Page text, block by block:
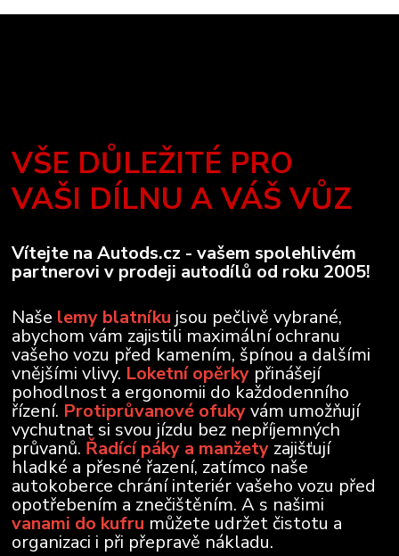
VŠE DŮLEŽITÉ PRO
VAŠI DÍLNU A VÁŠ VŮZ
Vítejte na Autods.cz - vašem spolehlivém
partnerovi v prodeji autodílů od roku 2005!
Naše lemy blatníku jsou pečlivě vybrané,
abychom vám zajistili maximální ochranu
vašeho vozu před kamením, špínou a dalšími
vnějšími vlivy. Loketní opěrky přinášejí
pohodlnost a ergonomii do každodenního
řízení. Protiprůvanové ofukyvám umožňují
vychutnat si svou jízdu bez nepříjemných
průvanů. Řadící páky a manžety zajišťují
hladké a přesné řazení, zatímco naše
autokoberce chrání interiér vašeho vozu před
opotřebením a znečištěním. A s našimi
vanami do kufru můžete udržet čistotu a
organizaci i při přepravě nákladu.